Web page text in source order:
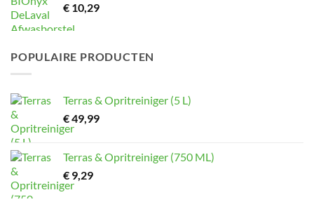
€ 10,29
POPULAIRE PRODUCTEN
Terras & Opritreiniger (5 L)
€49,99
Terras & Opritreiniger (750 ML)
€ 9,29